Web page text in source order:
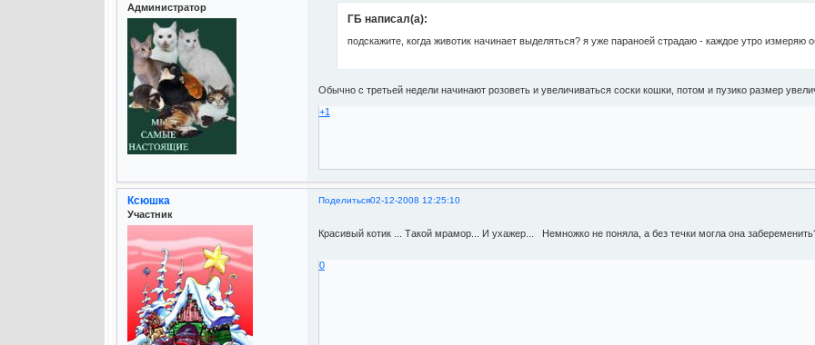
Администратор
ГБ написал(а):
подскажите, когда животик начинает выделяться? я уже параноей страдаю - каждое утро измеряю
Обычно с третьей недели начинают розоветь и увеличиваться соски кошки, потом и пузико размер
+1
Поделиться02-12-2008 12:25:10
Ксюшка
Участник
Красивый котик ... Такой мрамор... И ухажер... Немножко не поняла, а без течки могла она
0